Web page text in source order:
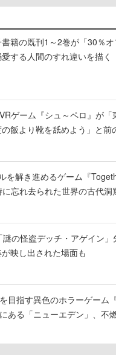
籍の既刊1～2巻が「30％
する人間のすれ違いを描く
ゲーム『シュ～ペロ』が
飯より靴を舐めよう」と前
を解き進めるゲーム『
忘れ去られた世界の古代
の怪盗デッチ・アゲイン
映し出された場面も
目指す異色のホラーゲーム
ある「ニューエデン」、不